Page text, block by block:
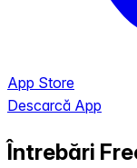
App Store
Descarcă App
Întrebări